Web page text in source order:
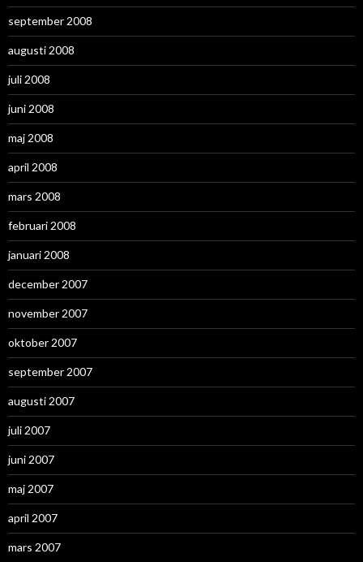
september 2008
augusti 2008
juli 2008
juni 2008
maj 2008
april 2008
mars 2008
februari 2008
januari 2008
december 2007
november 2007
oktober 2007
september 2007
augusti 2007
juli 2007
juni 2007
maj 2007
april 2007
mars 2007